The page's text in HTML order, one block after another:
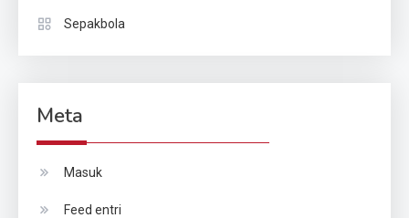
Sepakbola
Meta
Masuk
Feed entri